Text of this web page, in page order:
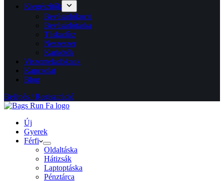
Kiegészítők
Bevásárlókocsi
Bevásárlótáska
Táskadísz
Neszeszer
Karkötők
Viszonteladóknak
Kapcsolat
Blog
Belépés / Regisztráció
Új
Gyerek
Férfi
Oldaltáska
Hátizsák
Laptoptáska
Pénztárca